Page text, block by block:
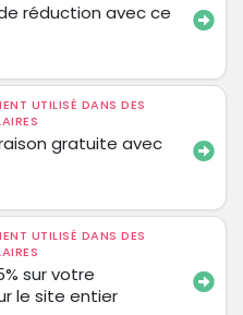
réduction avec ce
UTILISÉ DANS DES
gratuite avec
UTILISÉ DANS DES
sur votre
le site entier